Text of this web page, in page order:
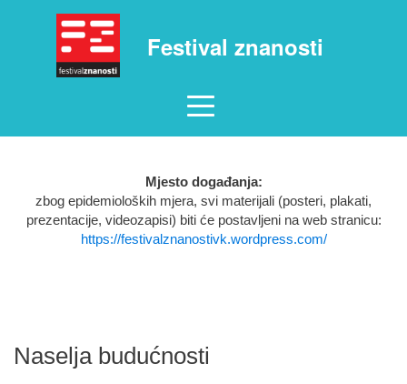
Festival znanosti
Mjesto događanja:
zbog epidemioloških mjera, svi materijali (posteri, plakati,
prezentacije, videozapisi) biti će postavljeni na web stranicu:
https://festivalznanostivk.wordpress.com/
Naselja budućnosti